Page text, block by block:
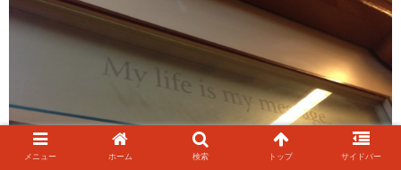
メニュー ホーム 検索 トップ サイドバー